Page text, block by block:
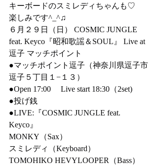
キーボードのスミレディちゃんも♡
楽しみです^_^♫
６月２９日（日） COSMIC JUNGLE
feat. Keyco『昭和歌謡＆SOUL』 Live at
逗子 マッチポイント
●マッチポイント逗子（神奈川県逗子市
逗子５丁目１−１３）
●Open 17:00　 Live start 18:30（2set)
●投げ銭
●LIVE:『COSMIC JUNGLE feat.
Keyco』
MONKY（Sax）
スミレディ（Keyboard）
TOMOHIKO HEVYLOOPER（Bass）